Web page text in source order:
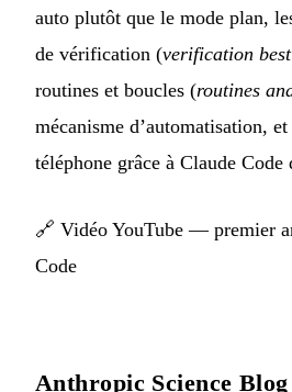
auto plutôt que le mode plan,
de vérification (verification
routines et boucles (routines
mécanisme d’automatisation,
téléphone grâce à Claude Code
🔗 Vidéo YouTube — premier
Code
Anthropic Science